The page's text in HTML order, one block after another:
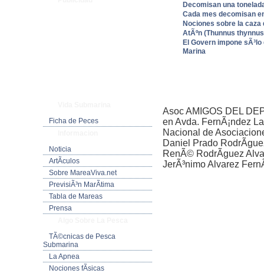
Ficha de Peces
Noticia
ArtÃ­culos
Sobre MareaViva.net
PrevisiÃ³n MarÃ­tima
Tabla de Mareas
Prensa
TÃ©cnicas de Pesca
Submarina
La Apnea
Nociones fÃ­sicas
Decomisan una
Cada mes decomisan
Nociones sobre la caza
AtÃºn (Thunnus
El Govern impone
Marina
Asoc AMIGOS DEL
en Avda. FernÃ¡ndez
Nacional de
Daniel Prado
RenÃ© RodrÃ­guez
JerÃ³nimo Alvarez